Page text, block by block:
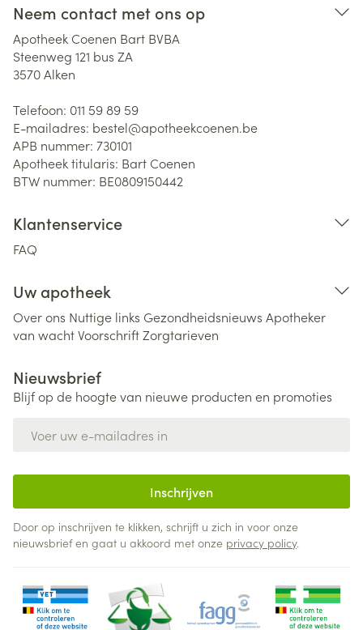
Neem contact met ons op
Apotheek Coenen Bart BVBA
Steenweg 121 bus ZA
3570Alken
Telefoon: 011 59 89 59
E-mailadres: bestel@apotheekcoenen.be
APB nummer: 730101
Apotheek titularis: Bart Coenen
BTW nummer: BE0809150442
Klantenservice
FAQ
Uw apotheek
Over ons Nuttige links Gezondheidsnieuws Apotheker
van wachtVoorschriftZorgtarieven
Nieuwsbrief
Blijf op de hoogte van nieuwe producten en promoties
Inschrijven
Door op inschrijven te klikken, schrijft u zich in voor onze
nieuwsbrief en gaat u akkoord met onze privacy policy.